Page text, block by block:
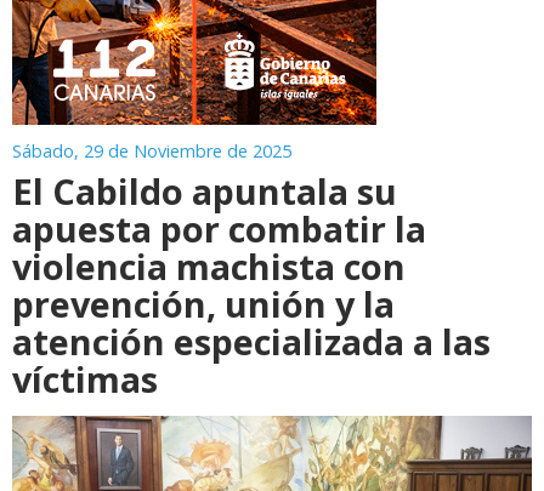
Sábado, 29 de Noviembre de 2025
El Cabildo apuntala su
apuesta por combatir la
violencia machista con
prevención, unión y la
atención especializada a las
víctimas